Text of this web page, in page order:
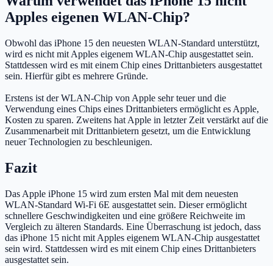
Apples eigenen WLAN-Chip?
Obwohl das iPhone 15 den neuesten WLAN-Standard unterstützt,
wird es nicht mit Apples eigenem WLAN-Chip ausgestattet sein.
Stattdessen wird es mit einem Chip eines Drittanbieters ausgestattet
sein. Hierfür gibt es mehrere Gründe.
Erstens ist der WLAN-Chip von Apple sehr teuer und die
Verwendung eines Chips eines Drittanbieters ermöglicht es Apple,
Kosten zu sparen. Zweitens hat Apple in letzter Zeit verstärkt auf die
Zusammenarbeit mit Drittanbietern gesetzt, um die Entwicklung
neuer Technologien zu beschleunigen.
Fazit
Das Apple iPhone 15 wird zum ersten Mal mit dem neuesten
WLAN-Standard Wi-Fi 6E ausgestattet sein. Dieser ermöglicht
schnellere Geschwindigkeiten und eine größere Reichweite im
Vergleich zu älteren Standards. Eine Überraschung ist jedoch, dass
das iPhone 15 nicht mit Apples eigenem WLAN-Chip ausgestattet
sein wird. Stattdessen wird es mit einem Chip eines Drittanbieters
ausgestattet sein.